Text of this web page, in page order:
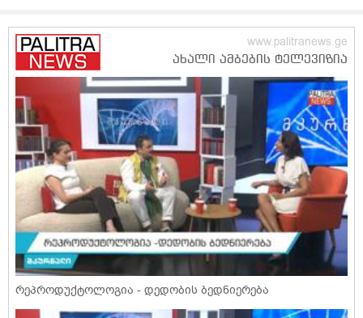
რეპროდუქტოლოგია - დედობის ბედნიერება